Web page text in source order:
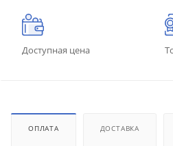
Доступная цена
ОПЛАТА ДОСТАВКА